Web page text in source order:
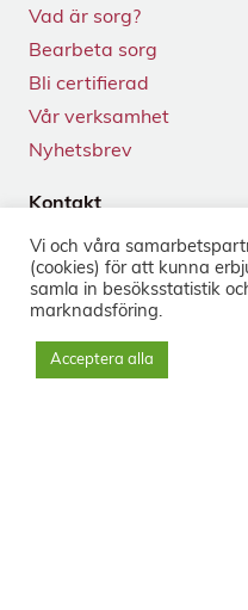
Vad är sorg?
Bearbeta sorg
Bli certifierad
Vår verksamhet
Nyhetsbrev
Kontakt
113 59 Stockholm
+46 8-33 50 40
info@sorg.se
Sociala medier
Vi och våra
(cookies) för att kunna
samla in besöks­statistik
marknads­föring.
Acceptera alla